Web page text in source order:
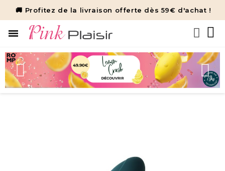
🚚 Profitez de la livraison offerte dès 59€ d'achat !